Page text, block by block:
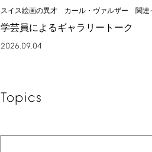
スイス絵画の異才 カール・ヴァルザー 関連
学芸員によるギャラリートーク
2026.09.04
Topics